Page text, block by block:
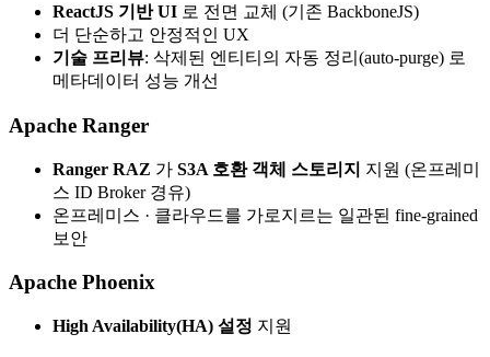
ReactJS 기반 UI 로 전면 교체 (기존 BackboneJS)
더 단순하고 안정적인 UX
기술 프리뷰: 삭제된 엔티티의 자동 정리(auto-purge) 로
메타데이터 성능 개선
Apache Ranger
Ranger RAZ 가 S3A 호환 객체 스토리지 지원 (온프레미
스 ID Broker 경유)
온프레미스 · 클라우드를 가로지르는 일관된 fine-grained
보안
Apache Phoenix
High Availability(HA) 설정 지원